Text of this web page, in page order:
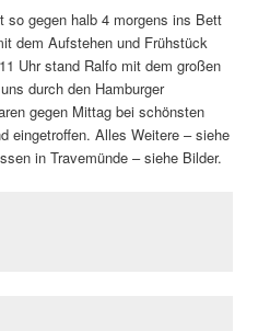
so gegen halb 4 morgens ins Bett
dem Aufstehen und Frühstück
Uhr stand Ralfo mit dem großen
durch den Hamburger
gegen Mittag bei schönsten
eingetroffen. Alles Weitere – siehe
in Travemünde – siehe Bilder.